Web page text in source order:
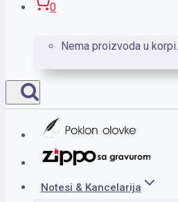
0
Nema proizvoda u korpi.
Notesi & Kancelarija